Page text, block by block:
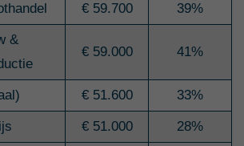
€ 59.700 39%
&
€ 59.000 41%
€ 51.600 33%
€ 51.000 28%